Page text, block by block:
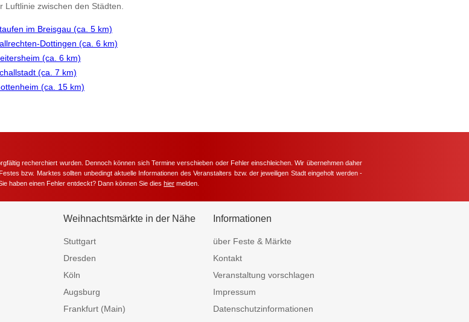
Luftlinie zwischen den Städten.
im Breisgau (ca. 5 km)
Dottingen (ca. 6 km)
(ca. 6 km)
(ca. 7 km)
(ca. 15 km)
recherchiert wurden. Dennoch können sich Termine verschieben oder Fehler einschleichen. Wir übernehmen daher
bzw. Marktes sollten unbedingt aktuelle Informationen des Veranstalters bzw. der jeweiligen Stadt eingeholt werden -
haben einen Fehler entdeckt? Dann können Sie dies hier melden.
Weihnachtsmärkte in der Nähe
Stuttgart
Dresden
Köln
Augsburg
Frankfurt (Main)
Informationen
über Feste & Märkte
Kontakt
Veranstaltung vorschlagen
Impressum
Datenschutzinformationen